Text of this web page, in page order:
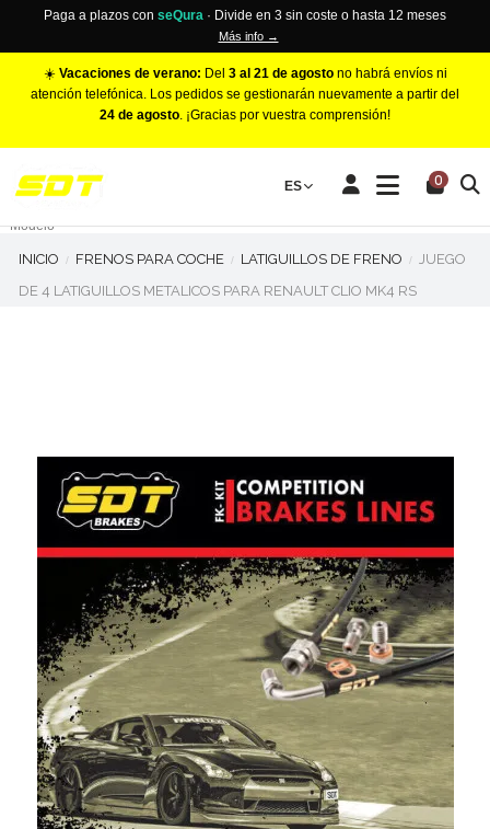
Paga a plazos con seQura · Divide en 3 sin coste o hasta 12 meses
Más info →
☀️ Vacaciones de verano: Del 3 al 21 de agostono habrá envíos ni
atención telefónica. Los pedidos se gestionarán nuevamente a partir del
24 de agosto. ¡Gracias por vuestra comprensión!
ES 0
Make
Modelo
INICIO FRENOS PARA COCHE LATIGUILLOS DE FRENO
JUEGO
DE 4 LATIGUILLOS METALICOS PARA RENAULT CLIO MK4 RS